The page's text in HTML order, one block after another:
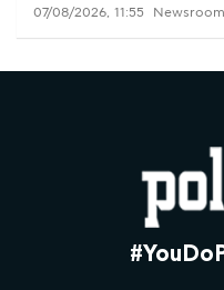
07/08/2026, 11:55 Newsroom